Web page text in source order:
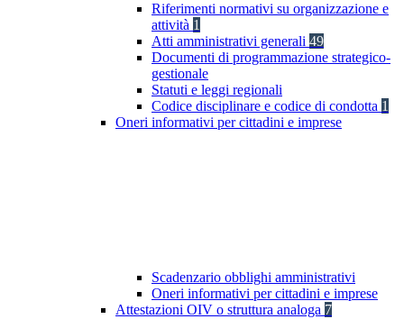
Riferimenti normativi su organizzazione e
attività 1
Atti amministrativi generali 49
Documenti di programmazione strategico-
gestionale
Statuti e leggi regionali
Codice disciplinare e codice di condotta 1
Oneri informativi per cittadini e imprese
Scadenzario obblighi amministrativi
Oneri informativi per cittadini e imprese
Attestazioni OIV o struttura analoga 7